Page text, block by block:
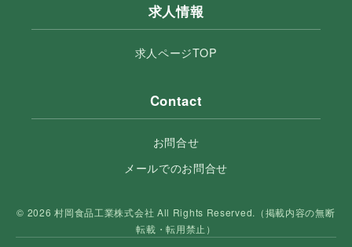
求人情報
求人ページTOP
Contact
お問合せ
メールでのお問合せ
© 2026 村岡食品工業株式会社 All Rights Reserved.（掲載内容の無断
転載・転用禁止）